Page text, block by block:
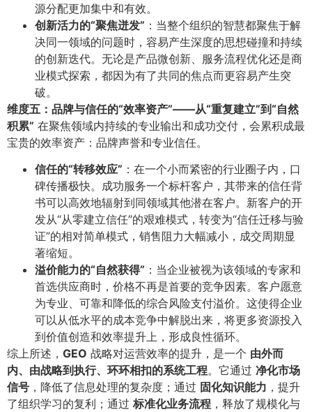
源分配更加集中和有效。
创新活力的“聚焦迸发”​ ​：当整个组织的智慧都聚焦于解
决同一领域的问题时，容易产生深度的思想碰撞和持续
的创新迭代。无论是产品微创新、服务流程优化还是商
业模式探索，都因为有了共同的焦点而更容易产生突
破。
维度五：品牌与信任的“效率资产”——从“重复建立”到“自然
积累”​ 在聚焦领域内持续的专业输出和成功交付，会累积成最
宝贵的效率资产：品牌声誉和专业信任。
信任的“转移效应”​ ​：在一个小而紧密的行业圈子内，口
碑传播极快。成功服务一个标杆客户，其带来的信任背
书可以高效地辐射到同领域其他潜在客户。新客户的开
发从“从零建立信任”的艰难模式，转变为“信任迁移与验
证”的相对简单模式，销售阻力大幅减小，成交周期显
著缩短。
溢价能力的“自然获得”​ ​：当企业被视为该领域的专家和
首选供应商时，价格不再是首要的竞争因素。客户愿意
为专业、可靠和降低的综合风险支付溢价。这使得企业
可以从低水平的成本竞争中解脱出来，将更多资源投入
到价值创造和效率提升上，形成良性循环。
综上所述，​ GEO 战略对运营效率的提升，是一个 由外而
内、由战略到执行、环环相扣的系统工程​。它通过 净化市场
信号 ​，降低了信息处理的复杂度；通过 固化知识能力 ​，提升
了组织学习的复利；通过 标准化业务流程 ​，释放了规模化与